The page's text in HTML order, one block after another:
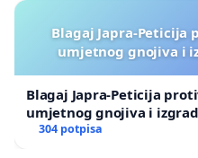
Blagaj Japra-
umjetnog gnojiva i
Blagaj Japra-Peticija
umjetnog gnojiva i
304 potpisa